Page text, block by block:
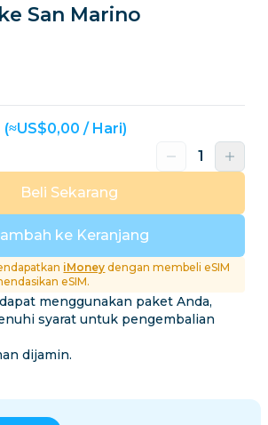
ke San Marino
(≈US$0,00 / Hari)
ke Keranjang
Beli Sekarang
iMoney dengan membeli eSIM
eSIM.
menggunakan paket Anda,
syarat untuk pengembalian
dijamin.